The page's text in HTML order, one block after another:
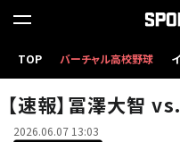
TOP バーチャル高校野球
【速報】冨澤大智
2026.06.07 13:03